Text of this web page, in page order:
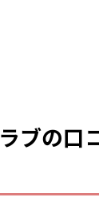
ブの口